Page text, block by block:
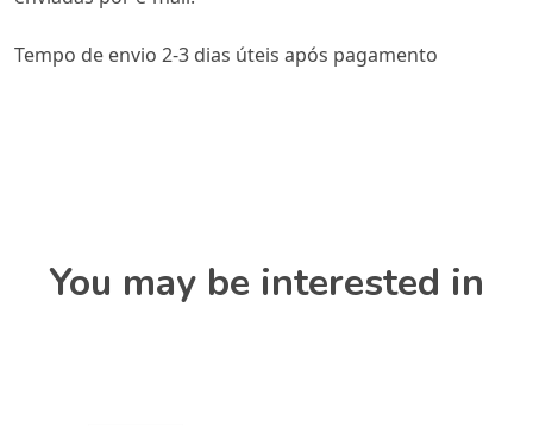
Tempo de envio 2-3 dias úteis após pagamento
You may be interested in